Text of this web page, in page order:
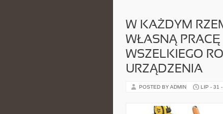
W KAŻDYM
WŁASNĄ PRACĘ
WSZELKIEGO
URZĄDZENIA
POSTED BY ADMIN LIP - 31